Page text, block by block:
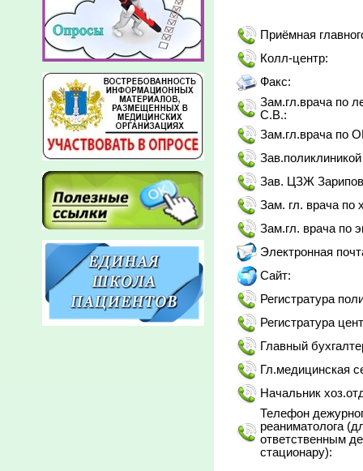
Приёмная
Колл-центр:
Факс:
Зам.гл.врача по
С.В.:
Зам.гл.врача по
Зав. ЦЗЖ
Зам. гл. врача по
Зам.гл. врача по
Электронная
Сайт:
Регистратура
Регистратура
Главный
Гл.медицинская
Начальник
Телефон
реаниматолога
ответственным
стационару):